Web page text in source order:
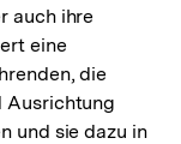
auch ihre
eine
die
Ausrichtung
und sie dazu in